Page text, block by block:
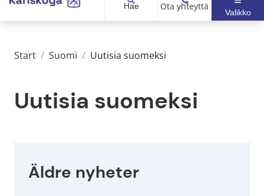
Hae Ota yhteyttä
Valikko
Start / Suomi / Uutisia suomeksi
Uutisia suomeksi
Äldre nyheter